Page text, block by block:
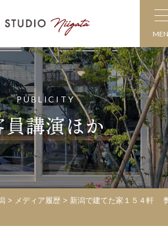
PUBLICITY
員講演ほか
> メディア履歴 > 新潟で建てた家１５４軒